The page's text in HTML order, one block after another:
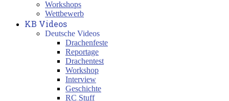
Workshops
Wettbewerb
KB Videos
Deutsche Videos
Drachenfeste
Reportage
Drachentest
Workshop
Interview
Geschichte
RC Stuff